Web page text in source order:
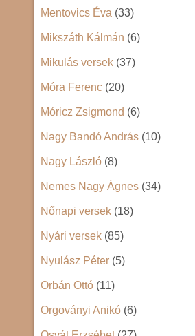
Mentovics Éva (33)
Mikszáth Kálmán (6)
Mikulás versek (37)
Móra Ferenc (20)
Móricz Zsigmond (6)
Nagy Bandó András (10)
Nagy László (8)
Nemes Nagy Ágnes (34)
Nőnapi versek (18)
Nyári versek (85)
Nyulász Péter (5)
Orbán Ottó (11)
Orgoványi Anikó (6)